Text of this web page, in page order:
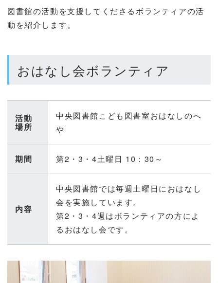
図書館の活動を支援してくださるボランティアの活
動を紹介します。
おはなし会ボランティア
活動
場所
中央図書館こども図書室おはなしのへ
や
期間 第2・3・4土曜日 10：30～
内容
中央図書館では毎週土曜日におはなし
会を実施しています。
第2・3・4週はボランティアの方によ
るおはなし会です。